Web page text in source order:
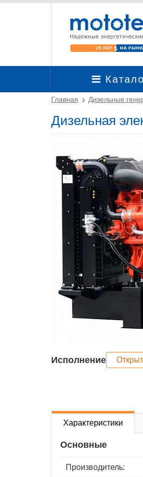
Главная Дизельные
Дизельная
Исполнение
Характеристики
Основные
Производитель: